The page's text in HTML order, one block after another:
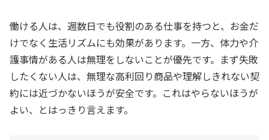
働ける人は、週数日でも役割のある仕事を持つと、お金だ
けでなく生活リズムにも効果があります。一方、体力や介
護事情がある人は無理をしないことが優先です。まず失敗
したくない人は、無理な高利回り商品や理解しきれない契
約には近づかないほうが安全です。これはやらないほうが
よい、とはっきり言えます。